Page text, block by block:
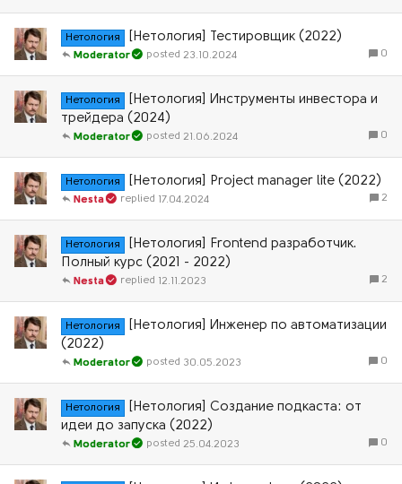
Нетология [Нетология] Тестировщик (2022)
0
23.10.2024
Moderator
Нетология
[Нетология] Инструменты инвестора и
трейдера (2024)
0
21.06.2024
Moderator
Нетология [Нетология] Project manager lite (2022)
2
17.04.2024
Nesta
Нетология
[Нетология] Frontend разработчик.
Полный курс (2021 - 2022)
2
12.11.2023
Nesta
Нетология
[Нетология] Инженер по автоматизации
(2022)
0
30.05.2023
Moderator
Нетология
[Нетология] Создание подкаста: от
идеи до запуска (2022)
0
25.04.2023
Moderator